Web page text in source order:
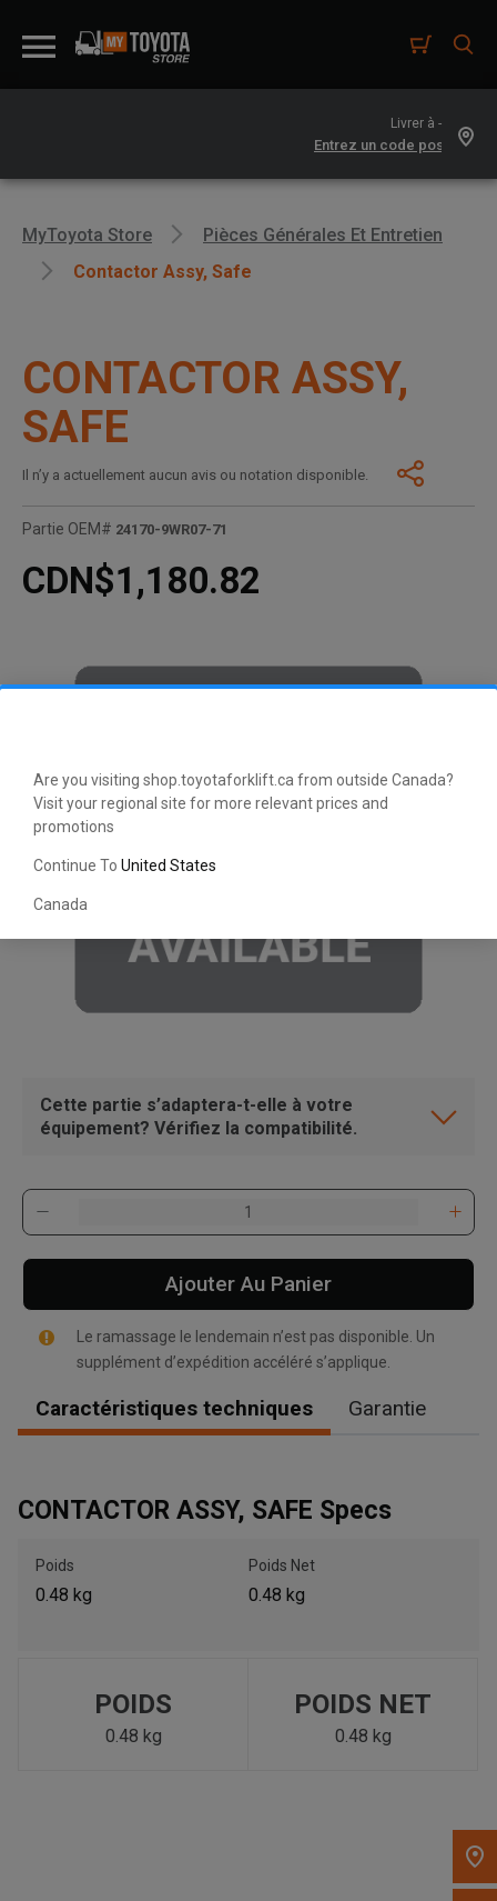
Are you visiting shop.toyotaforklift.ca from outside Canada?
Visit your regional site for more relevant prices and
promotions
Continue To United States
Canada
Livrer à -
Envoyez un message au concessionnaire
Veuillez mettre à jour le code postal 'Livrer à' dans le volet de
MyToyota Store
Pièces Générales Et Entretien
Contactor Assy, Safe
CONTACTOR ASSY,
SAFE
Il n’y a actuellement aucun avis ou notation disponible.
Partie OEM# 24170-9WR07-71
CDN$1,180.82
Cette partie s’adaptera-t-elle à votre
équipement? Vérifiez la compatibilité.
Ajouter Au Panier
Le ramassage le lendemain n’est pas disponible. Un
supplément d’expédition accéléré s’applique.
Caractéristiques techniques Garantie
CONTACTOR ASSY, SAFE Specs
Poids
0.48 kg
Poids Net
0.48 kg
POIDS
0.48 kg
POIDS NET
0.48 kg